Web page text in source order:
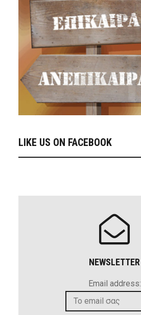
LIKE US ON FACEBOOK
NEWSLETTER
Email address: